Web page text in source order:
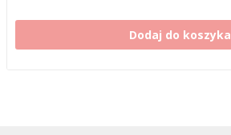
Dodaj do koszyka